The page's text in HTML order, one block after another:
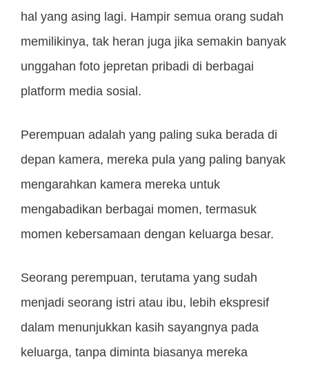
hal yang asing lagi. Hampir semua orang sudah
memilikinya, tak heran juga jika semakin banyak
unggahan foto jepretan pribadi di berbagai
platform media sosial.
Perempuan adalah yang paling suka berada di
depan kamera, mereka pula yang paling banyak
mengarahkan kamera mereka untuk
mengabadikan berbagai momen, termasuk
momen kebersamaan dengan keluarga besar.
Seorang perempuan, terutama yang sudah
menjadi seorang istri atau ibu, lebih ekspresif
dalam menunjukkan kasih sayangnya pada
keluarga, tanpa diminta biasanya mereka